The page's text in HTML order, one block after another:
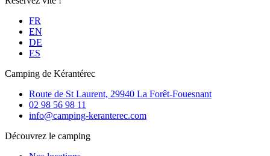
FR
EN
DE
ES
Camping de Kérantérec
Route de St Laurent, 29940 La Forêt-Fouesnant
02 98 56 98 11
info@camping-keranterec.com
Découvrez le camping